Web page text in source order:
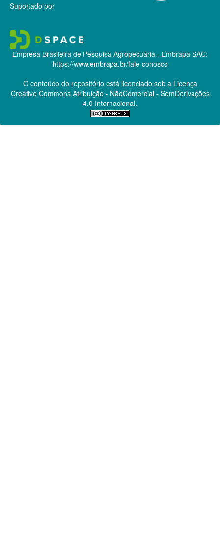
Suportado por
Empresa Brasileira de Pesquisa Agropecuária - Embrapa SAC:
https://www.embrapa.br/fale-conosco
O conteúdo do repositório está licenciado sob a Licença
Creative CommonsAtribuição - NãoComercial - SemDerivações
4.0 Internacional.